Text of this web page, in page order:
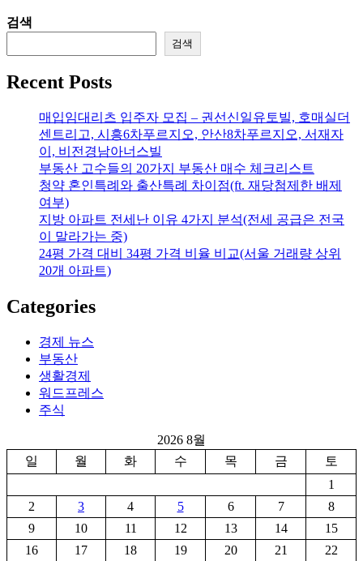
검색
검색
Recent Posts
매입임대리츠 입주자 모집 – 권선신일유토빌, 호매실더
센트리고, 시흥6차푸르지오, 안산8차푸르지오, 서재자
이, 비전경남아너스빌
부동산 고수들의 20가지 부동산 매수 체크리스트
청약 혼인특례와 출산특례 차이점(ft. 재당첨제한 배제
여부)
지방 아파트 전세난 이유 4가지 분석(전세 공급은 전국
이 말라가는 중)
24평 가격 대비 34평 가격 비율 비교(서울 거래량 상위
20개 아파트)
Categories
경제 뉴스
부동산
생활경제
워드프레스
주식
2026 8월
일
월 화 수 목 금
토
1
2
3 4 5 6 7
8
9
10 11 12 13 14
15
16
17 18 19 20 21 22